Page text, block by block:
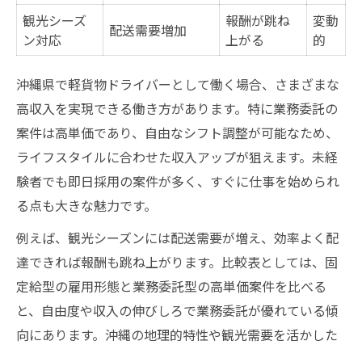
未経験者向け軽貨物配達スタートガイド
軽貨物配達を始める手順と必要準備表
制
未経験ならではの軽貨物配達の強み
軽貨物配達で失敗しないためのポイント
即日採用を活かした効率的な稼ぎ方
即日採用可能な軽貨物案件一覧比較
効率良く稼ぐための軽貨物スケジュール管
理術
即戦力になるための軽貨物配達テクニック
採用スピードを活かした高収入の秘訣
即日勤務OK案件のメリットと注意点
観光シーズ
ン対応
配送需要増加
報酬が跳ね
上がる
変動
的
沖縄県で軽貨物ドライバーとして働く場合、さまざまな
高収入を実現できる働き方があります。特に業務委託の
案件は高単価であり、自由なシフト調整が可能なため、
ライフスタイルに合わせた収入アップが狙えます。未経
験者でも即日採用の案件が多く、すぐに仕事を始められ
る点も大きな魅力です。
例えば、観光シーズンには配送需要が増え、効率よく配
達できれば報酬も跳ね上がります。比較表としては、固
定給型の雇用形態と業務委託型の高単価案件を比べる
と、自由度や収入の伸びしろで業務委託が優れている傾
向にあります。沖縄の地理的特性や観光需要を活かした